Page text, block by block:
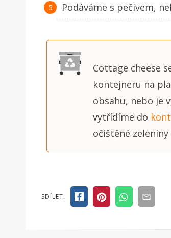
Podáváme s pečivem,
Cottage cheese
kontejneru na
obsahu, nebo je
vytřídíme do
očištěné
SDÍLET: